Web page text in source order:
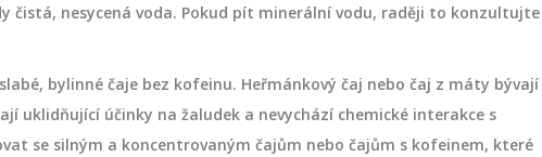
čistá, nesycená voda. Pokud pít minerální vodu, raději to konzultujte
bylinné čaje bez kofeinu. Heřmánkový čaj nebo čaj z máty bývají
uklidňující účinky na žaludek a nevychází chemické interakce s
se silným a koncentrovaným čajům nebo čajům s kofeinem, které